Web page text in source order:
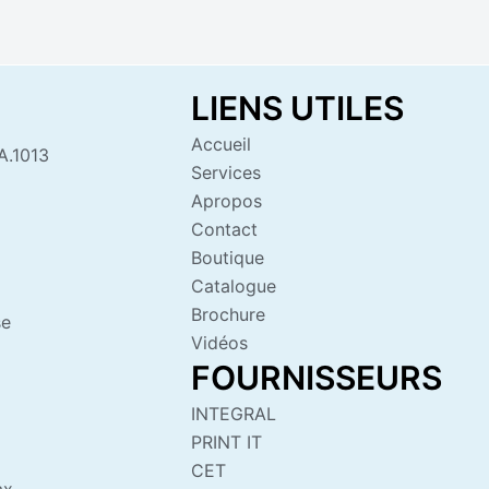
LIENS UTILES
Accueil
Services
Apropos
Contact
Boutique
Catalogue
Brochure
Vidéos
FOURNISSEURS
INTEGRAL
PRINT IT
CET